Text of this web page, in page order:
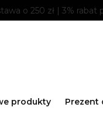
o 250 zł | 3%
produkty Prezent